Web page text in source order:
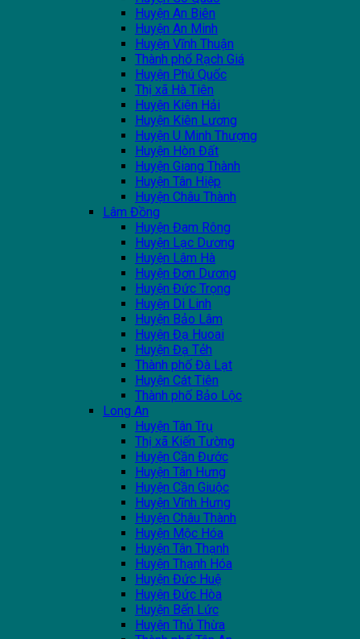
Huyện An Biên
Huyện An Minh
Huyện Vĩnh Thuận
Thành phổ Rạch Giá
Huyện Phú Quốc
Thị xã Hà Tiên
Huyện Kiên Hải
Huyện Kiên Lương
Huyện U Minh Thượng
Huyện Hòn Đất
Huyện Giang Thành
Huyện Tân Hiệp
Huyện Châu Thành
Lâm Đồng
Huyện Đam Rông
Huyện Lạc Dương
Huyện Lâm Hà
Huyện Đơn Dương
Huyện Đức Trọng
Huyện Di Linh
Huyện Bảo Lâm
Huyện Đạ Huoai
Huyện Đạ Tẻh
Thành phố Đà Lạt
Huyện Cát Tiên
Thành phố Bảo Lộc
Long An
Huyện Tân Trụ
Thị xã Kiến Tường
Huyện Cần Đước
Huyện Tân Hưng
Huyện Cần Giuộc
Huyện Vĩnh Hưng
Huyện Châu Thành
Huyện Mộc Hóa
Huyện Tân Thạnh
Huyện Thạnh Hóa
Huyện Đức Huệ
Huyện Đức Hòa
Huyện Bến Lức
Huyện Thủ Thừa